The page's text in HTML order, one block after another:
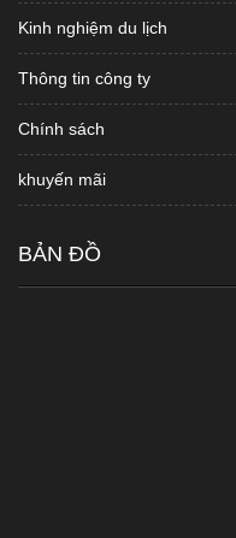
Kinh nghiệm du lịch
Thông tin công ty
Chính sách
khuyến mãi
BẢN ĐỒ